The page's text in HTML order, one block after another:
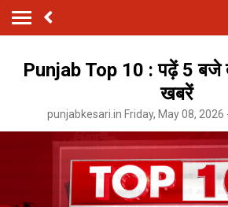
Punjab Top 10 : पढ़ें 5 बजे
खबरें
punjabkesari.in Friday, May 08, 2026